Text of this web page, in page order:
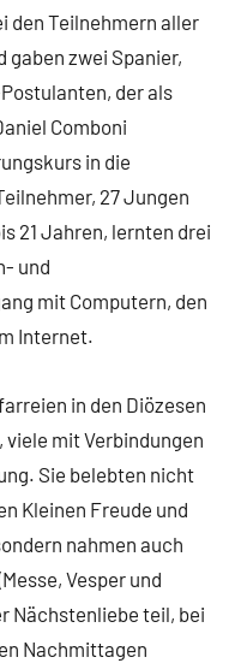
den Teilnehmern aller
zwei Spanier,
der als
Comboni
in die
27 Jungen
21 Jahren, lernten drei
und
mit Computern, den
Internet.
in den Diözesen
mit Verbindungen
Sie belebten nicht
Kleinen Freude und
nahmen auch
Vesper und
Nächstenliebe teil, bei
Nachmittagen